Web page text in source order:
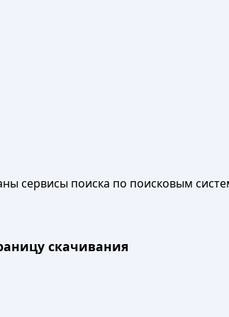
сервисы поиска по поисковым
скачивания